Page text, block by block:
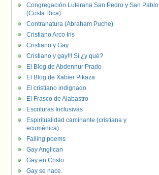
Congregación Luterana San Pedro y San Pablo
(Costa Rica)
Contranatura (Abraham Puche)
Cristiano Arco Iris
Cristiano y Gay
Cristiano y gay!!! Sí ¿y qué?
El Blog de Abdennur Prado
El Blog de Xabier Pikaza
El cristiano indignado
El Frasco de Alabastro
Escrituras Inclusivas
Espiritualidad caminante (cristiana y
ecuménica)
Falling poems
Gay Anglican
Gay en Cristo
Gay se nace.